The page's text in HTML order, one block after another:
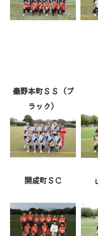
秦野本町ＳＳ（ブ
ラック）
開成町ＳＣ